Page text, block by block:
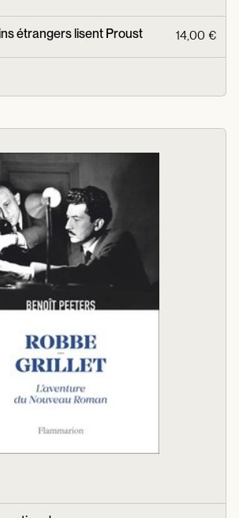
étrangers lisent Proust 14,00 €